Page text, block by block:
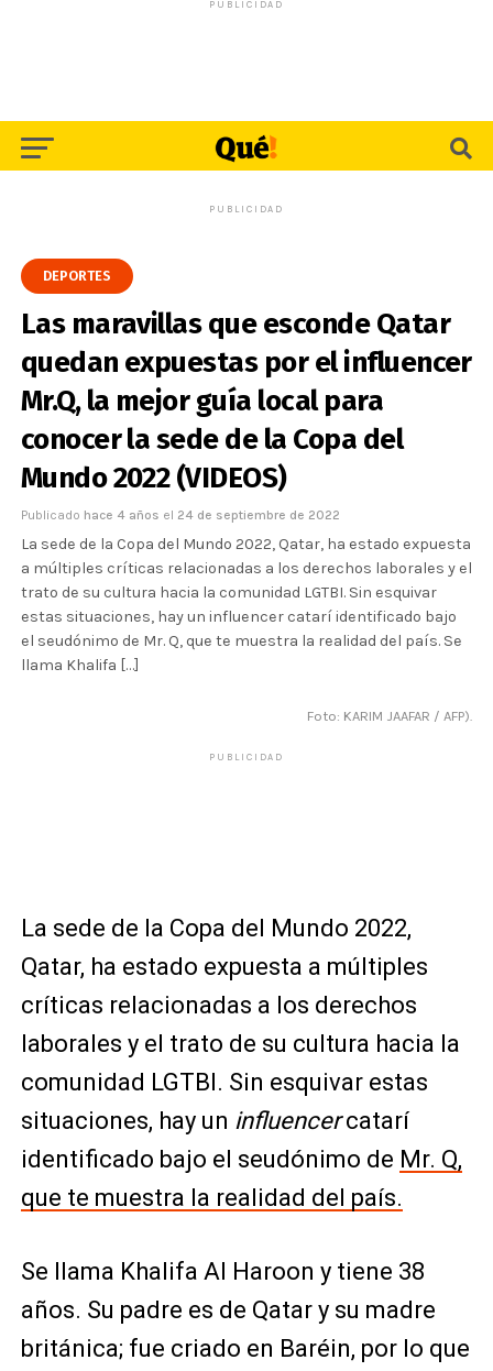
PUBLICIDAD
PUBLICIDAD
DEPORTES
Las maravillas que esconde Qatar
quedan expuestas por el influencer
Mr.Q, la mejor guía local para
conocer la sede de la Copa del
Mundo 2022 (VIDEOS)
Publicado hace 4 años el 24 de septiembre de 2022
La sede de la Copa del Mundo 2022, Qatar, ha estado expuesta
a múltiples críticas relacionadas a los derechos laborales y el
trato de su cultura hacia la comunidad LGTBI. Sin esquivar
estas situaciones, hay un influencer catarí identificado bajo
el seudónimo de Mr. Q, que te muestra la realidad del país. Se
llama Khalifa […]
Foto: KARIM JAAFAR / AFP).
PUBLICIDAD
La sede de la Copa del Mundo 2022,
Qatar, ha estado expuesta a múltiples
críticas relacionadas a los derechos
laborales y el trato de su cultura hacia la
comunidad LGTBI. Sin esquivar estas
situaciones, hay un influencercatarí
identificado bajo el seudónimo de Mr. Q,
que te muestra la realidad del país.
Se llama Khalifa Al Haroon y tiene 38
años. Su padre es de Qatar y su madre
británica; fue criado en Baréin, por lo que